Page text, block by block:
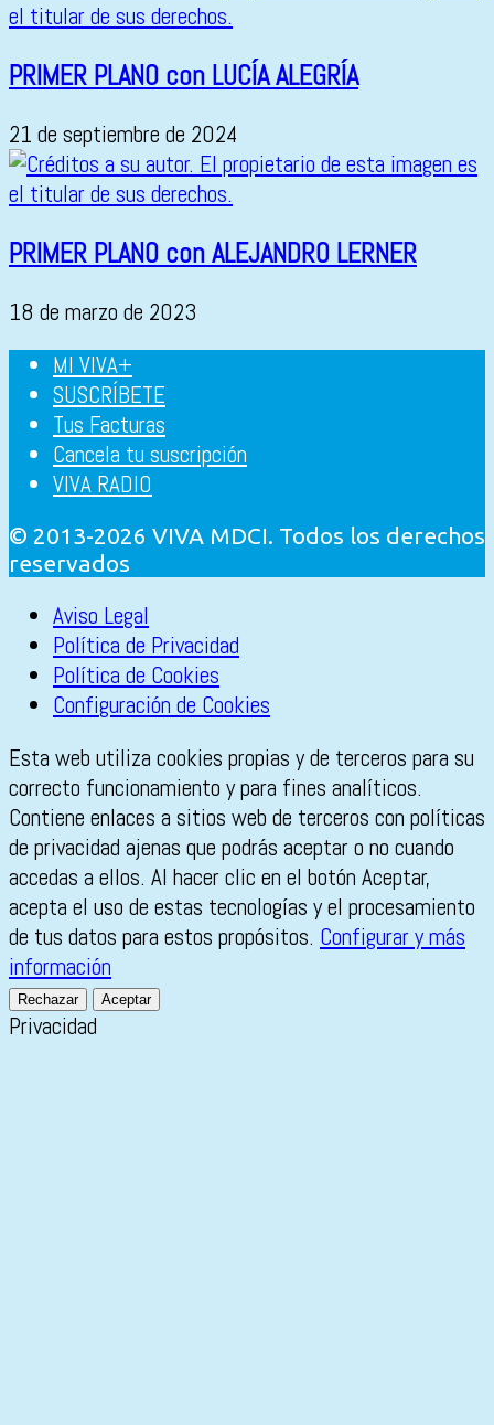
PRIMER PLANO con LUCÍA ALEGRÍA
21 de septiembre de 2024
PRIMER PLANO con ALEJANDRO LERNER
18 de marzo de 2023
MI VIVA+
SUSCRÍBETE
Tus Facturas
Cancela tu suscripción
VIVA RADIO
© 2013-2026 VIVA MDCI. Todos los derechos
reservados
Aviso Legal
Política de Privacidad
Política de Cookies
Configuración de Cookies
Esta web utiliza cookies propias y de terceros para su
correcto funcionamiento y para fines analíticos.
Contiene enlaces a sitios web de terceros con políticas
de privacidad ajenas que podrás aceptar o no cuando
accedas a ellos. Al hacer clic en el botón Aceptar,
acepta el uso de estas tecnologías y el procesamiento
de tus datos para estos propósitos. Configurar y más
información
Rechazar Aceptar
Privacidad